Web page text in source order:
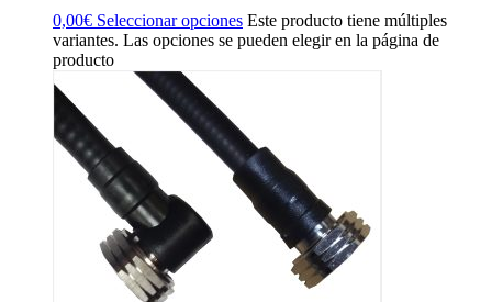
0,00€ Seleccionar opciones Este producto tiene múltiples
variantes. Las opciones se pueden elegir en la página de
producto